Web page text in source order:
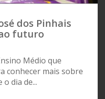
dos Pinhais
futuro
Médio que
conhecer mais sobre
dia de...